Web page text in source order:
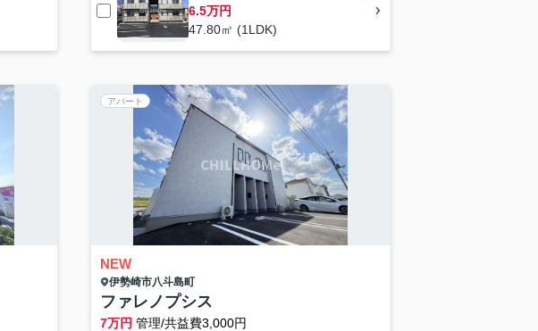
6.5万円
47.80㎡ (1LDK)
アパート
NEW
伊勢崎市八斗島町
ファレノプシス
7万円 管理/共益費3,000円